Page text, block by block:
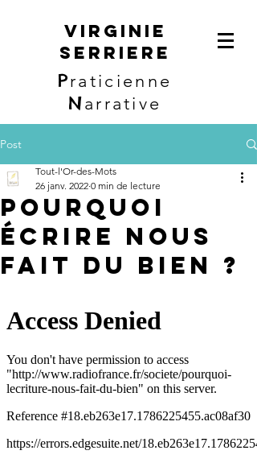
Virginie
Serriere
Praticienne
Narrative
Post
Pourquoi
écrire nous
fait du bien ?
Tout-l'Or-des-Mots
26 janv. 2022 0 min de lecture